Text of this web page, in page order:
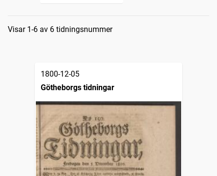
Sökresultat
Visar 1-6 av 6 tidningsnummer
1800-12-05
Götheborgs tidningar